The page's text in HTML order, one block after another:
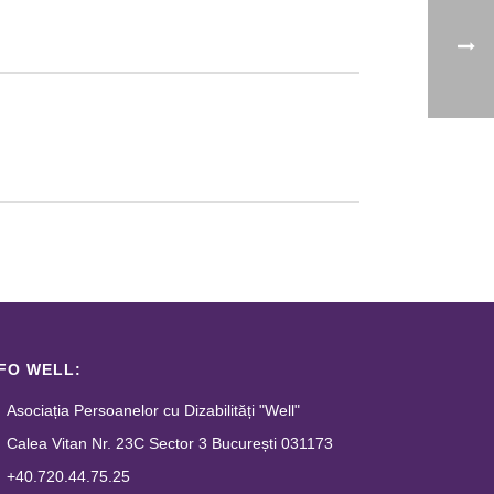
WELL:
Asociația Persoanelor cu Dizabilități "Well"
Calea Vitan Nr. 23C Sector 3 București 031173
+40.720.44.75.25